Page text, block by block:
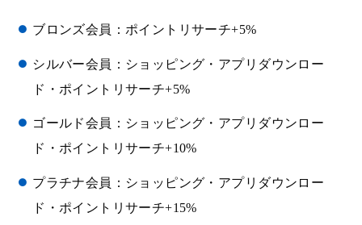
ブロンズ会員：ポイントリサーチ+5%
シルバー会員：ショッピング・アプリダウンロー
ド・ポイントリサーチ+5%
ゴールド会員：ショッピング・アプリダウンロー
ド・ポイントリサーチ+10%
プラチナ会員：ショッピング・アプリダウンロー
ド・ポイントリサーチ+15%